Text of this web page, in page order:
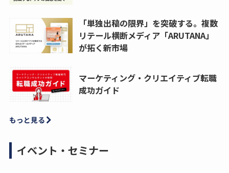
「単独出稿の限界」を突破する。複数
リテール横断メディア「ARUTANA」
が拓く新市場
マーケティング・クリエイティブ転職
成功ガイド
もっと見る
イベント・セミナー